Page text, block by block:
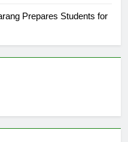
Prepares Students for